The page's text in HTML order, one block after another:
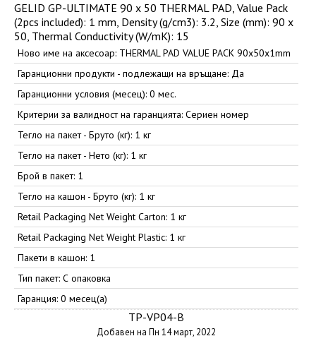
GELID GP-ULTIMATE 90 x 50 THERMAL PAD, Value Pack
(2pcs included): 1 mm, Density (g/cm3): 3.2, Size (mm): 90 x
50, Thermal Conductivity (W/mK): 15
Ново име на аксесоар: THERMAL PAD VALUE PACK 90x50x1mm
Гаранционни продукти - подлежащи на връщане: Да
Гаранционни условия (месец): 0 мес.
Критерии за валидност на гаранцията: Сериен номер
Тегло на пакет - Бруто (кг): 1 кг
Тегло на пакет - Нето (кг): 1 кг
Брой в пакет: 1
Тегло на кашон - Бруто (кг): 1 кг
Retail Packaging Net Weight Carton: 1 кг
Retail Packaging Net Weight Plastic: 1 кг
Пакети в кашон: 1
Тип пакет: С опаковка
Гаранция: 0 месец(а)
TP-VP04-B
Добавен на Пн 14 март, 2022